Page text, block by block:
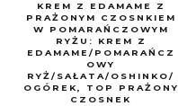
KREM Z EDAMAME Z
PRAŻONYM CZOSNKIEM
W POMARAŃCZOWYM
RYŻU: KREM Z
EDAMAME/POMARAŃCZ
OWY
RYŻ/SAŁATA/OSHINKO/
OGÓREK, TOP PRAŻONY
CZOSNEK